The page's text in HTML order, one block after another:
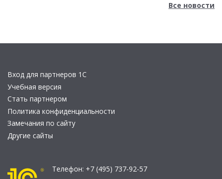
Все новости
Вход для партнеров 1С
Учебная версия
Стать партнером
Политика конфиденциальности
Замечания по сайту
Другие сайты
Телефон: +7 (495) 737-92-57